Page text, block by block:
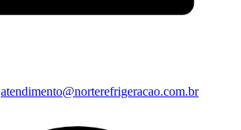
atendimento@norterefrigeracao.com.br